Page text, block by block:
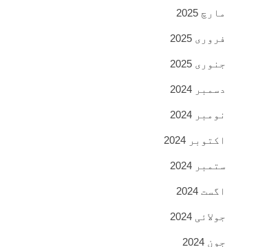
مارچ 2025
فروری 2025
جنوری 2025
دسمبر 2024
نومبر 2024
اکتوبر 2024
ستمبر 2024
اگست 2024
جولائی 2024
جون 2024